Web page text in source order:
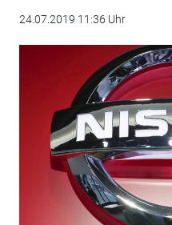
24.07.2019 11:36 Uhr